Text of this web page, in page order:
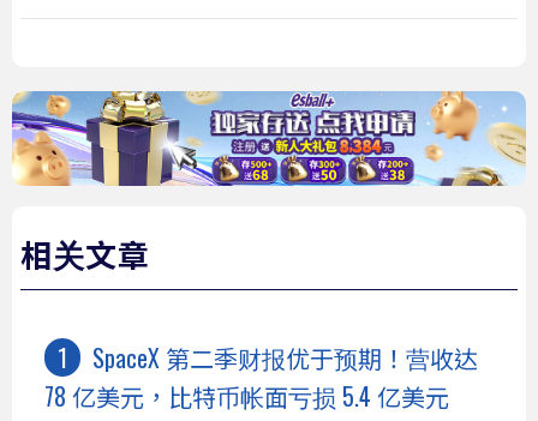
相关文章
SpaceX 第二季财报优于预期！营收达
78 亿美元，比特币帐面亏损 5.4 亿美元